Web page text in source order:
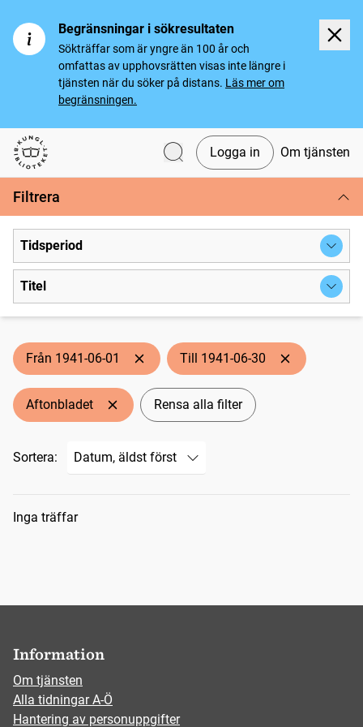
Begränsningar i sökresultaten
Sökträffar som är yngre än 100 år och
omfattas av upphovsrätten visas inte längre i
tjänsten när du söker på distans. Läs mer om
begränsningen.
Svenska tidningar
Logga in Om tjänsten
Filtrera
Tidsperiod
Titel
Från 1941-06-01 Till 1941-06-30
Aftonbladet Rensa alla filter
Sortera:
Sökresultat
Inga träffar
Information
Om tjänsten
Alla tidningar A-Ö
Hantering av personuppgifter